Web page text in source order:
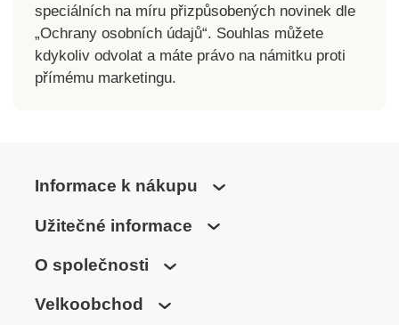
speciálních na míru přizpůsobených novinek dle
„Ochrany osobních údajů“. Souhlas můžete
kdykoliv odvolat a máte právo na námitku proti
přímému marketingu.
Informace k nákupu
Užitečné informace
O společnosti
Velkoobchod